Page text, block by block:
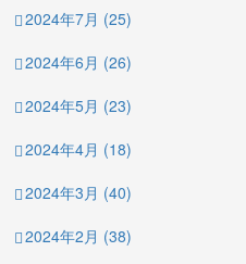
2024年7月 (25)
2024年6月 (26)
2024年5月 (23)
2024年4月 (18)
2024年3月 (40)
2024年2月 (38)